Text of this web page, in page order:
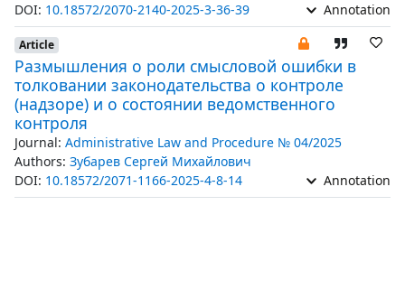
DOI: 10.18572/2070-2140-2025-3-36-39 Annotation
Article
Размышления о роли смысловой ошибки в
толковании законодательства о контроле
(надзоре) и о состоянии ведомственного
контроля
Journal: Administrative Law and Procedure № 04/2025
Authors: Зубарев Сергей Михайлович
DOI: 10.18572/2071-1166-2025-4-8-14 Annotation